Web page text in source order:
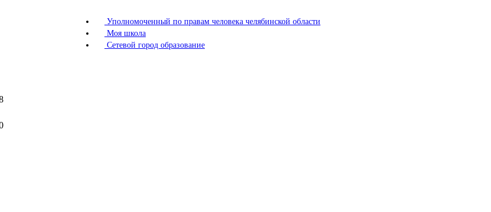
Уполномоченный по правам человека челябинской области
Моя школа
Сетевой город образование